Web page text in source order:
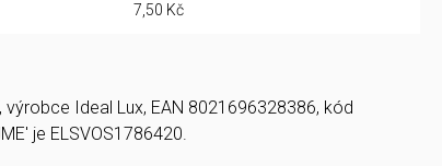
7,50 Kč
výrobce Ideal Lux, EAN 8021696328386, kód
je ELSVOS1786420.